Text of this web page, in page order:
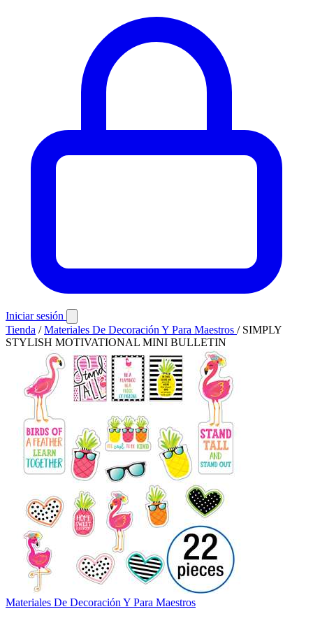
Iniciar sesión
Tienda / Materiales De Decoración Y Para Maestros / SIMPLY
STYLISH MOTIVATIONAL MINI BULLETIN
Materiales De Decoración Y Para Maestros